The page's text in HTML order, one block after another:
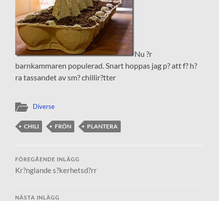
Nu ?r
barnkammaren populerad. Snart hoppas jag p? att f? h?
ra tassandet av sm? chillir?tter
Diverse
CHILI FRÖN PLANTERA
FÖREGÅENDE INLÄGG
Kr?nglande s?kerhetsd?rr
NÄSTA INLÄGG